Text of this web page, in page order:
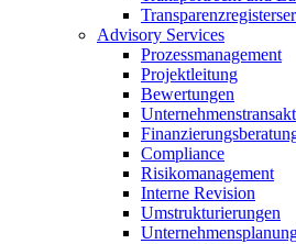
Advisory Services
Prozessmanagement
Projektleitung
Bewertungen
Compliance
Risikomanagement
Interne Revision
Umstrukturierungen